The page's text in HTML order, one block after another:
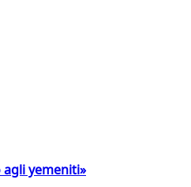
agli yemeniti»